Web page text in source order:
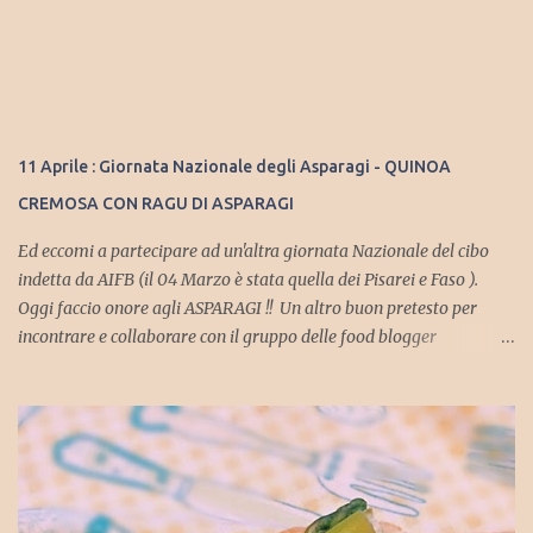
11 Aprile : Giornata Nazionale degli Asparagi - QUINOA
CREMOSA CON RAGU DI ASPARAGI
Ed eccomi a partecipare ad un'altra giornata Nazionale del cibo
indetta da AIFB (il 04 Marzo è stata quella dei Pisarei e Faso ).
Oggi faccio onore agli ASPARAGI !! Un altro buon pretesto per
incontrare e collaborare con il gruppo delle food blogger
protagonista proprio uno degli ortaggi del mese di Aprile!! Durante
il periodo che va dal 26/03/2016 al 06/06/2016 Piacenza e la sua
provincia sarà ricca di eventi tra cui la "Rassegna gastronomica
dell'Asparago Piacentino", proposta da ristoratori ed Agriturismi